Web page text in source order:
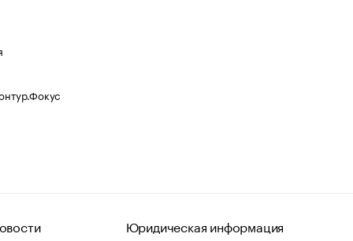
Юридическая информация